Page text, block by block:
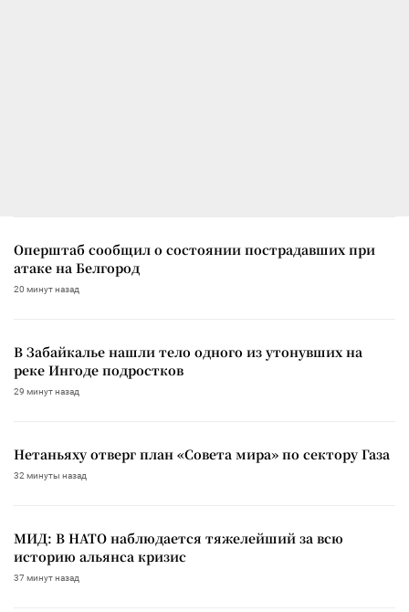
Оперштаб сообщил о состоянии пострадавших при
атаке на Белгород
20 минут назад
В Забайкалье нашли тело одного из утонувших на
реке Ингоде подростков
29 минут назад
Нетаньяху отверг план «Совета мира» по сектору Газа
32 минуты назад
МИД: В НАТО наблюдается тяжелейший за всю
историю альянса кризис
37 минут назад